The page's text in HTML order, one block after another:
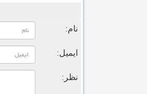
نام:
ایمیل:
نظر: